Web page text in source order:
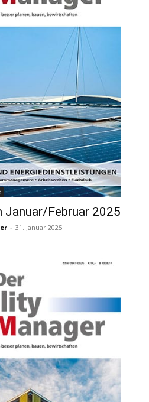
Januar/Februar 2025
- 31. Januar 2025